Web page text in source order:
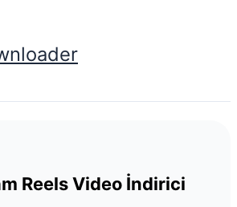
Reels Video İndirici